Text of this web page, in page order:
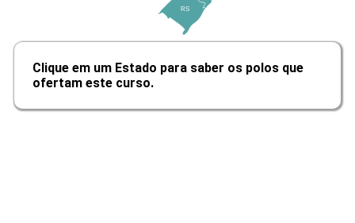
10h
RS
Clique em um Estado para saber os polos que
ofertam este curso.